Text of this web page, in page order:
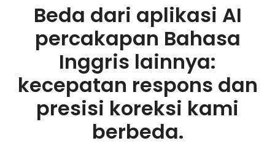
Beda dari aplikasi AI
percakapan Bahasa
Inggris lainnya:
kecepatan respons dan
presisi koreksi kami
berbeda.